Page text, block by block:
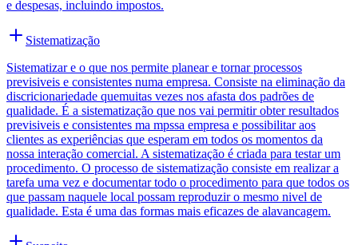
e despesas, incluindo impostos.
Sistematização
Sistematizar e o que nos permite planear e tornar processos
previsiveis e consistentes numa empresa. Consiste na eliminação da
discricionariedade quemuitas vezes nos afasta dos padrões de
qualidade. É a sistematização que nos vai permitir obter resultados
previsiveis e consistentes ma mpssa empresa e possibilitar aos
clientes as experiências que esperam em todos os momentos da
nossa interação comercial. A sistematização é criada para testar um
procedimento. O processo de sistematização consiste em realizar a
tarefa uma vez e documentar todo o procedimento para que todos os
que passam naquele local possam reproduzir o mesmo nivel de
qualidade. Esta é uma das formas mais eficazes de alavancagem.